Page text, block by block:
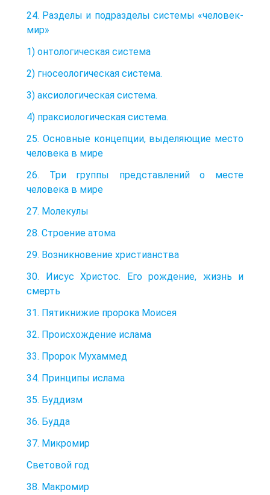
24. Разделы и подразделы системы «человек-
мир»
1) онтологическая система
2) гносеологическая система.
3) аксиологическая система.
4) праксиологическая система.
25. Основные концепции, выделяющие место
человека в мире
26. Три группы представлений о месте
человека в мире
27. Молекулы
28. Строение атома
29. Возникновение христианства
30. Иисус Христос. Его рождение, жизнь и
смерть
31. Пятикнижие пророка Моисея
32. Происхождение ислама
33. Пророк Мухаммед
34. Принципы ислама
35. Буддизм
36. Будда
37. Микромир
Световой год
38. Макромир